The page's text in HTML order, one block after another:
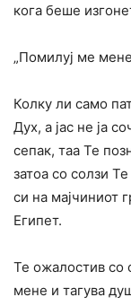
кога беше
„Помилуј ме
Колку ли само
Дух, а јас не ја
сепак, таа Те
затоа со солзи
си на мајчиниот
Египет.
Те ожалостив со
мене и тагува